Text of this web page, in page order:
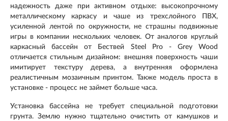
надежность даже при активном отдыхе: высокопрочному
металлическому каркасу и чаше из трехслойного ПВХ,
усиленной лентой по окружности, не страшны подвижные
игры в компании нескольких человек. От аналогов круглый
каркасный бассейн от Бествей Steel Pro - Grey Wood
отличается стильным дизайном: внешняя поверхность чаши
имитирует текстуру дерева, а внутренняя оформлена
реалистичным мозаичным принтом. Также модель проста в
установке - процесс не займет больше часа.
Установка бассейна не требует специальной подготовки
грунта. Землю нужно тщательно очистить от камушков и